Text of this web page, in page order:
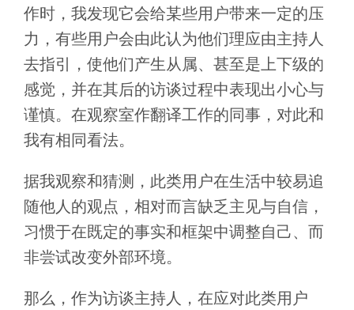
作时，我发现它会给某些用户带来一定的压
力，有些用户会由此认为他们理应由主持人
去指引，使他们产生从属、甚至是上下级的
感觉，并在其后的访谈过程中表现出小心与
谨慎。在观察室作翻译工作的同事，对此和
我有相同看法。
据我观察和猜测，此类用户在生活中较易追
随他人的观点，相对而言缺乏主见与自信，
习惯于在既定的事实和框架中调整自己、而
非尝试改变外部环境。
那么，作为访谈主持人，在应对此类用户